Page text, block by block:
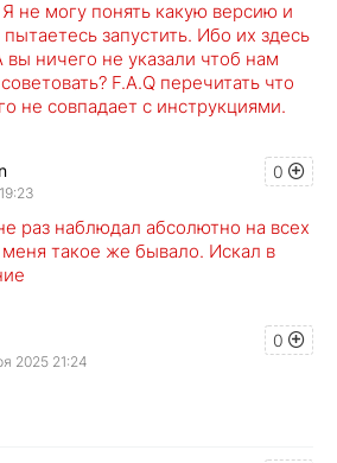
не могу понять какую версию и
запустить. Ибо их здесь
ничего не указали чтоб нам
F.A.Q перечитать что
не совпадает с инструкциями.
0
раз наблюдал абсолютно на всех
такое же бывало. Искал в
0
2025 21:24